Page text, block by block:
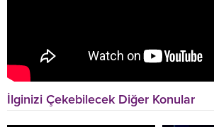
İlginizi Çekebilecek Diğer Konular